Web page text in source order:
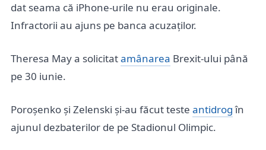
dat seama că iPhone-urile nu erau originale.
Infractorii au ajuns pe banca acuzaților.
Theresa May a solicitatamânarea Brexit-ului până
pe 30 iunie.
Poroșenko și Zelenski și-au făcut teste antidrogîn
ajunul dezbaterilor de pe Stadionul Olimpic.